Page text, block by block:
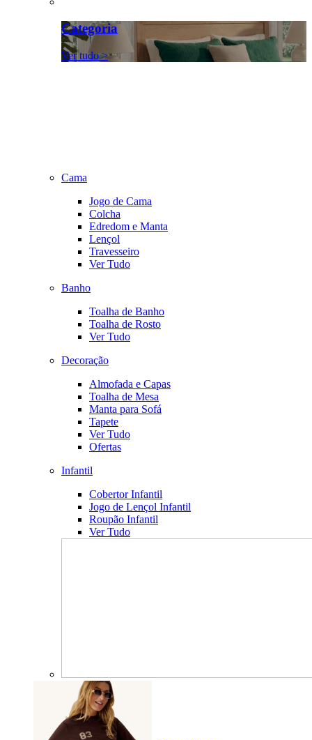
Categoria
Ver tudo >
Cama
Jogo de Cama
Colcha
Edredom e Manta
Lençol
Travesseiro
Ver Tudo
Banho
Toalha de Banho
Toalha de Rosto
Ver Tudo
Decoração
Almofada e Capas
Toalha de Mesa
Manta para Sofá
Tapete
Ver Tudo
Ofertas
Infantil
Cobertor Infantil
Jogo de Lençol Infantil
Roupão Infantil
Ver Tudo